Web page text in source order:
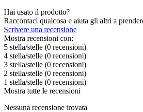
Hai usato il prodotto?
Raccontaci qualcosa e aiuta gli altri a
Scrivere una recensione
Mostra recensioni con:
5 stella/stelle (0 recensioni)
4 stella/stelle (0 recensioni)
3 stella/stelle (0 recensioni)
2 stella/stelle (0 recensioni)
1 stella/stelle (0 recensioni)
Mostra tutte le recensioni
Nessuna recensione trovata